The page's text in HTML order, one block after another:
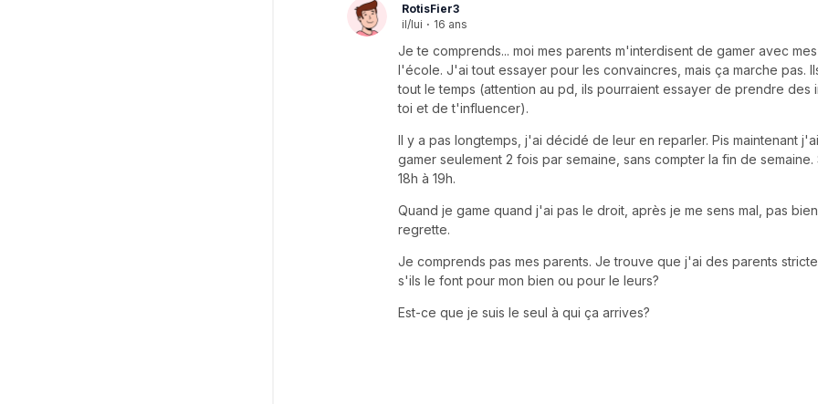
RotisFier3
il/lui · 16 ans
Je te comprends... moi mes parents m'interdisent de gamer avec
l'école. J'ai tout essayer pour les convaincres, mais ça marche pas.
tout le temps (attention au pd, ils pourraient essayer de prendre des
toi et de t'influencer).
Il y a pas longtemps, j'ai décidé de leur en reparler. Pis maintenant
gamer seulement 2 fois par semaine, sans compter la fin de semaine.
18h à 19h.
Quand je game quand j'ai pas le droit, après je me sens mal, pas
regrette.
Je comprends pas mes parents. Je trouve que j'ai des parents
s'ils le font pour mon bien ou pour le leurs?
Est-ce que je suis le seul à qui ça arrives?